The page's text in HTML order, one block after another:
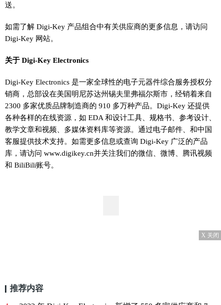
送。
如需了解 Digi-Key 产品组合中有关供应商的更多信息，请访问
Digi-Key 网站。
关于 Digi-Key Electronics
Digi-Key Electronics 是一家全球性的电子元器件综合服务授权分
销商，总部设在美国明尼苏达州锡夫里弗福尔斯市，经销着来自
2300 多家优质品牌制造商的 910 多万种产品。Digi-Key 还提供
各种各样的在线资源，如 EDA 和设计工具、规格书、参考设计、
教学文章和视频、多媒体资料库等资源。通过电子邮件、和中国
客服提供技术支持。如需更多信息或查询 Digi-Key 广泛的产品
库，请访问 www.digikey.cn并关注我们的微信、微博、腾讯视频
和 BiliBili账号。
X 关闭
推荐内容